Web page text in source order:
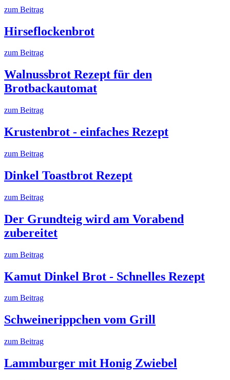
zum Beitrag
Hirseflockenbrot
zum Beitrag
Walnussbrot Rezept für den
Brotbackautomat
zum Beitrag
Krustenbrot - einfaches Rezept
zum Beitrag
Dinkel Toastbrot Rezept
zum Beitrag
Der Grundteig wird am Vorabend
zubereitet
zum Beitrag
Kamut Dinkel Brot - Schnelles Rezept
zum Beitrag
Schweinerippchen vom Grill
zum Beitrag
Lammburger mit Honig Zwiebel